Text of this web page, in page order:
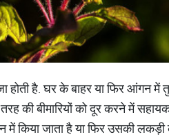
है. घर के बाहर या फिर आंगन में
की बीमारियों को दूर करने में
किया जाता है या फिर उसकी लकड़ी